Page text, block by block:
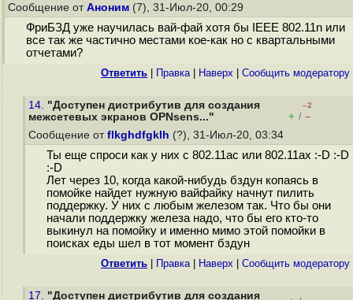
Сообщение от Аноним (7), 31-Июл-20, 00:29
ФриБЗД уже научилась вай-фай хотя бы IEEE 802.11n или
все так же частично местами кое-как но с квартальными
отчетами?
Ответить Правка| Наверх Cообщить модератору
14. "Доступен дистрибутив для создания
межсетевых экранов OPNsens..."
–2
+ / –
Сообщение от flkghdfgklh (?), 31-Июл-20, 03:34
Ты еще спроси как у них с 802.11ac или 802.11ax :-D :-D
:-D
Лет через 10, когда какой-нибудь бздун копаясь в
помойке найдет нужную вайфайку начнут пилить
поддержку. У них с любым железом так. Что бы они
начали поддержку железа надо, что бы его кто-то
выкинул на помойку и именно мимо этой помойки в
поисках еды шел в тот момент бздун
Ответить Правка| Наверх Cообщить модератору
17. "Доступен дистрибутив для создания